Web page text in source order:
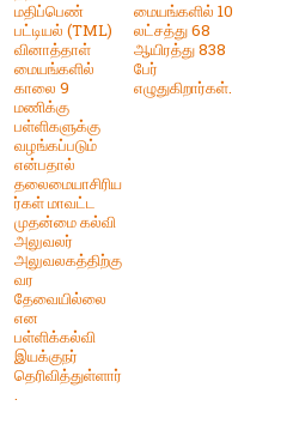
மதிப்பெண்
பட்டியல் (TML)
வினாத்தாள்
மையங்களில்
காலை 9
மணிக்கு
பள்ளிகளுக்கு
வழங்கப்படும்
என்பதால்
தலைமையாசிரிய
ர்கள் மாவட்ட
முதன்மை கல்வி
அலுவலர்
அலுவலகத்திற்கு
வர
தேவையில்லை
என
பள்ளிக்கல்வி
இயக்குநர்
தெரிவித்துள்ளார்
.
மையங்களில் 10
லட்சத்து 68
ஆயிரத்து 838
பேர்
எழுதுகிறார்கள்.